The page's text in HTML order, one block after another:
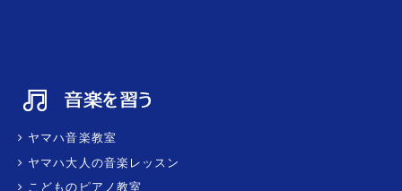
ヤマハ音楽教室
ヤマハ大人の音楽レッスン
こどものピアノ教室